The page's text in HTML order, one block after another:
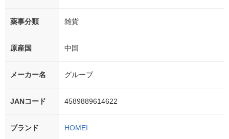
薬事分類 雑貨
原産国 中国
メーカー名 グルーブ
JANコード 4589889614622
ブランド HOMEI